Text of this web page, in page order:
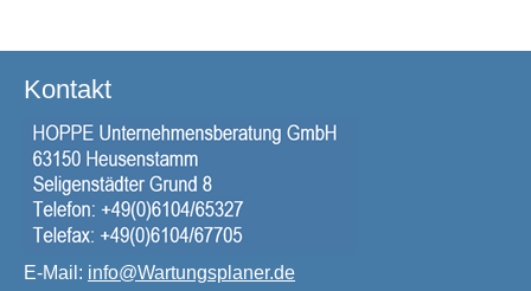
Kontakt
E-Mail: info@Wartungsplaner.de